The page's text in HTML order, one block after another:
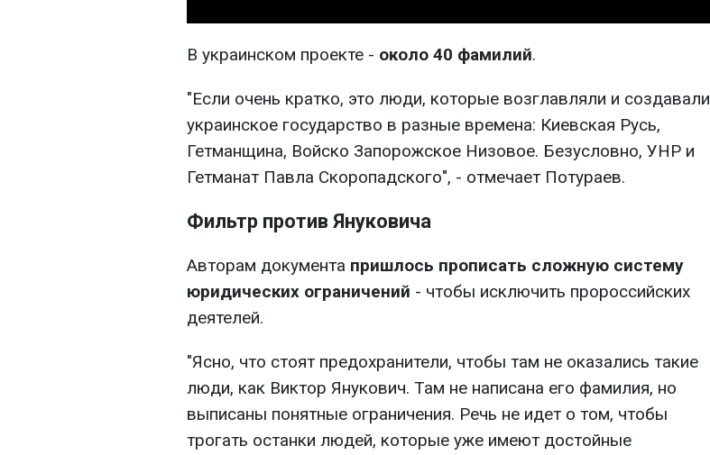
В украинском проекте - около 40 фамилий.
"Если очень кратко, это люди, которые возглавляли и создавали
украинское государство в разные времена: Киевская Русь,
Гетманщина, Войско Запорожское Низовое. Безусловно, УНР и
Гетманат Павла Скоропадского", - отмечает Потураев.
Фильтр против Януковича
Авторам документа пришлось прописать сложную систему
юридических ограничений - чтобы исключить пророссийских
деятелей.
"Ясно, что стоят предохранители, чтобы там не оказались такие
люди, как Виктор Янукович. Там не написана его фамилия, но
выписаны понятные ограничения. Речь не идет о том, чтобы
трогать останки людей, которые уже имеют достойные